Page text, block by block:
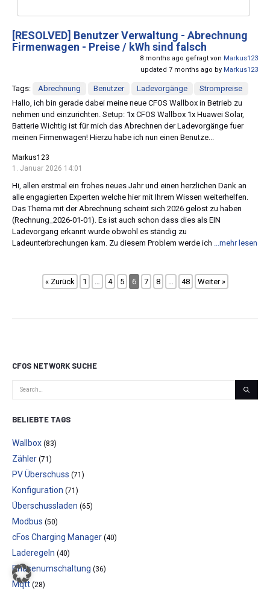
[RESOLVED] Benutzer Verwaltung - Abrechnung
Firmenwagen - Preise / kWh sind falsch
8 months ago gefragt von Markus123
updated 7 months ago by Markus123
Tags: Abrechnung Benutzer Ladevorgänge
Strompreise
Hallo, ich bin gerade dabei meine neue CFOS Wallbox in Betrieb zu
nehmen und einzurichten. Setup: 1x CFOS Wallbox 1x Huawei Solar,
Batterie Wichtig ist für mich das Abrechnen der Ladevorgänge fuer
meinen Firmenwagen! Hierzu habe ich nun einen Benutze...
Markus123
1. Januar 2026 14:01
Hi, allen erstmal ein frohes neues Jahr und einen herzlichen Dank an
alle engagierten Experten welche hier mit Ihrem Wissen weiterhelfen.
Das Thema mit der Abrechnung scheint sich 2026 gelöst zu haben
(Rechnung_2026-01-01). Es ist auch schon dass dies als EIN
Ladevorgang erkannt wurde obwohl es ständig zu
Ladeunterbrechungen kam. Zu diesem Problem werde ich
...mehr lesen
« Zurück 1 4 5 6 7 8 48 Weiter »
CFOS NETWORK SUCHE
BELIEBTE TAGS
Wallbox (83)
Zähler (71)
PV Überschuss (71)
Konfiguration (71)
Überschussladen (65)
Modbus (50)
cFos Charging Manager (40)
Laderegeln (40)
Phasenumschaltung (36)
Mqtt (28)